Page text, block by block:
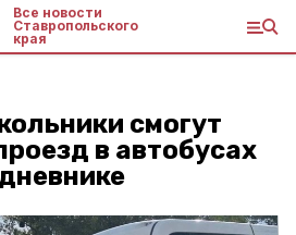
Все новости
Ставропольского
края
смогут
в автобусах